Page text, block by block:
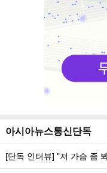
아시아뉴스통신단독
[단독 인터뷰] "저 가슴 좀